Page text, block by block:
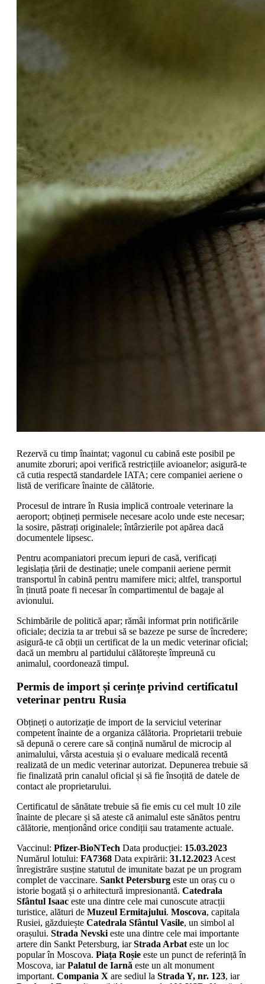
Rezervă cu timp înaintat; vagonul cu cabină este posibil pe
anumite zboruri; apoi verifică restricțiile avioanelor; asigură-te
că cutia respectă standardele IATA; cere companiei aeriene o
listă de verificare înainte de călătorie.
Procesul de intrare în Rusia implică controale veterinare la
aeroport; obțineți permisele necesare acolo unde este necesar;
la sosire, păstrați originalele; întârzierile pot apărea dacă
documentele lipsesc.
Pentru acompaniatori precum iepuri de casă, verificați
legislația țării de destinație; unele companii aeriene permit
transportul în cabină pentru mamifere mici; altfel, transportul
în ținută poate fi necesar în compartimentul de bagaje al
avionului.
Schimbările de politică apar; rămâi informat prin notificările
oficiale; decizia ta ar trebui să se bazeze pe surse de încredere;
asigură-te că obții un certificat de la un medic veterinar oficial;
dacă un membru al partidului călătorește împreună cu
animalul, coordonează timpul.
Permis de import și cerințe privind certificatul
veterinar pentru Rusia
Obțineți o autorizație de import de la serviciul veterinar
competent înainte de a organiza călătoria. Proprietarii trebuie
să depună o cerere care să conțină numărul de microcip al
animalului, vârsta acestuia și o evaluare medicală recentă
realizată de un medic veterinar autorizat. Depunerea trebuie să
fie finalizată prin canalul oficial și să fie însoțită de datele de
contact ale proprietarului.
Certificatul de sănătate trebuie să fie emis cu cel mult 10 zile
înainte de plecare și să ateste că animalul este sănătos pentru
călătorie, menționând orice condiții sau tratamente actuale.
Vaccinul: Pfizer-BioNTech Data producției: 15.03.2023
Numărul lotului: FA7368 Data expirării: 31.12.2023 Acest
înregistrăre susține statutul de imunitate bazat pe un program
complet de vaccinare. Sankt Petersburg este un oraș cu o
istorie bogată și o arhitectură impresionantă. Catedrala
Sfântul Isaac este una dintre cele mai cunoscute atracții
turistice, alături de Muzeul Ermitajului. Moscova, capitala
Rusiei, găzduiește Catedrala Sfântul Vasile, un simbol al
orașului. Strada Nevski este una dintre cele mai importante
artere din Sankt Petersburg, iarStrada Arbat este un loc
popular în Moscova. Piața Roșie este un punct de referință în
Moscova, iarPalatul de Iarnă este un alt monument
important. Compania X are sediul la Strada Y, nr. 123, iar